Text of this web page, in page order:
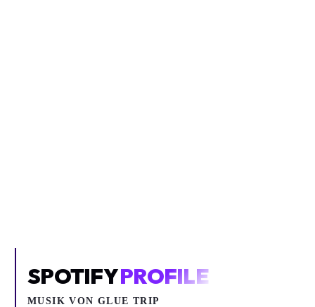
SPOTIFYPROFILE
MUSIK VONGLUE TRIP